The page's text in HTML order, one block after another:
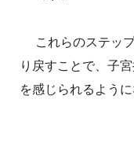
これらのステッ
り戻すことで、子
を感じられるように